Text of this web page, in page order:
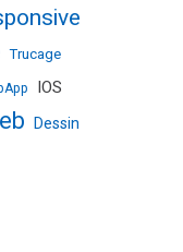
Trucage
IOS
Dessin